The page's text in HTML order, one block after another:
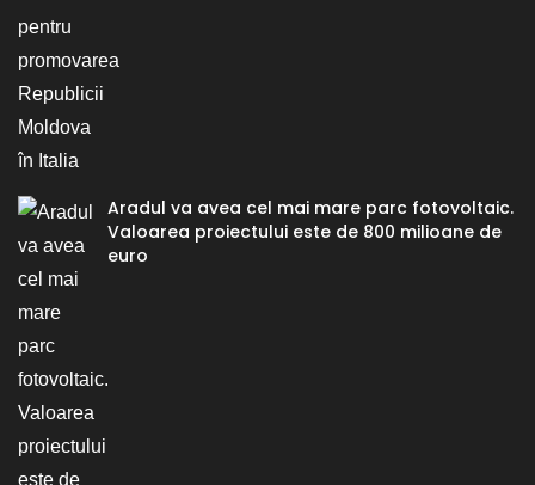
Aradul va avea cel mai mare parc fotovoltaic.
Valoarea proiectului este de 800 milioane de
euro